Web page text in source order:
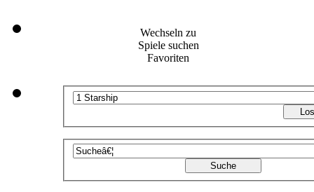
Wechseln zu
Spiele suchen
Favoriten